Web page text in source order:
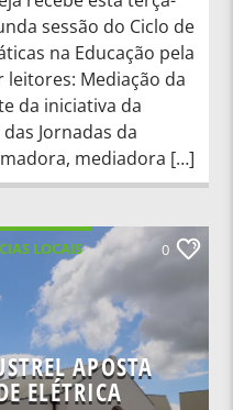
sessão do Ciclo de
na Educação pela
leitores: Mediação da
da iniciativa da
Jornadas da
mediadora […]
LOCAIS
0
APOSTA
ELÉTRICA